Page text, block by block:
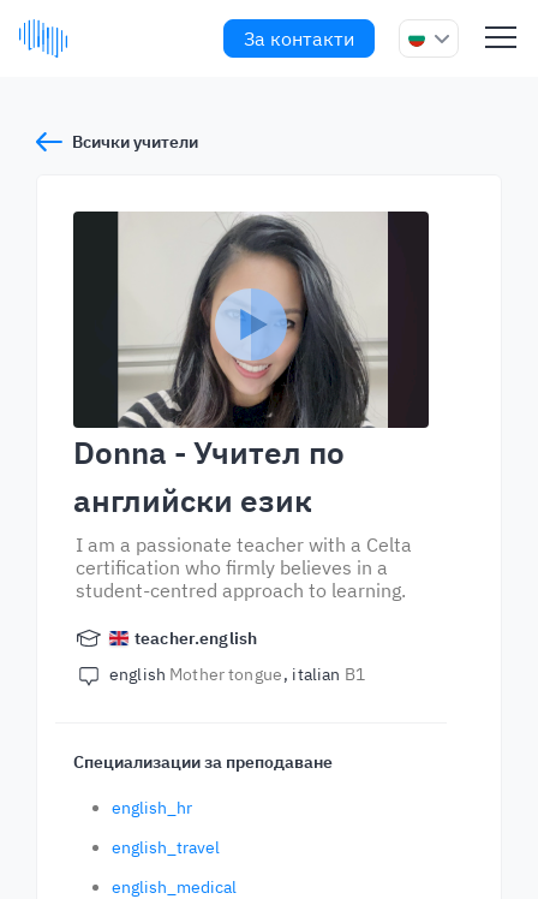
За контакти
Всички учители
Donna - Учител по
английски език
I am a passionate teacher with a Celta
certification who firmly believes in a
student-centred approach to learning.
teacher.english
english Mother tongue italian B1
Специализации за преподаване
english_hr
english_travel
english_medical